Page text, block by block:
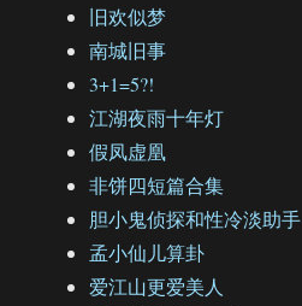
旧欢似梦
南城旧事
3+1=5?!
江湖夜雨十年灯
假凤虚凰
非饼四短篇合集
胆小鬼侦探和性冷淡助手
孟小仙儿算卦
爱江山更爱美人